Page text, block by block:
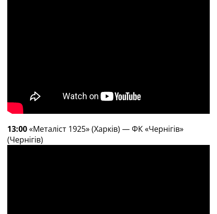
13:00«Металіст 1925» (Харків) — ФК «Чернігів»
(Чернігів)